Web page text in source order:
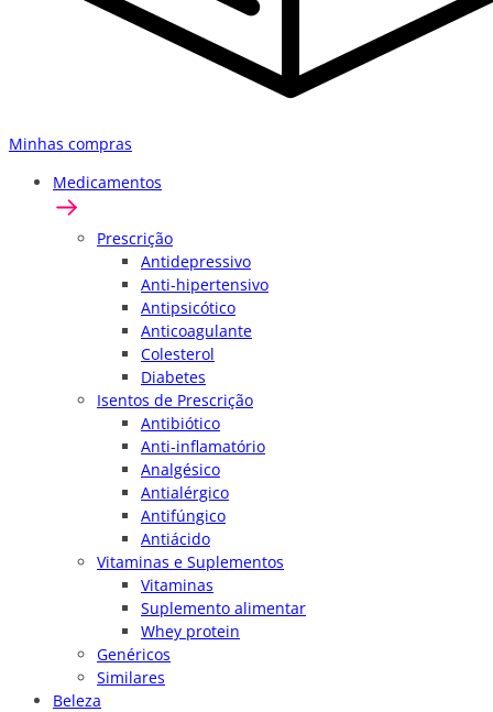
Minhas compras
Medicamentos
Prescrição
Antidepressivo
Anti-hipertensivo
Antipsicótico
Anticoagulante
Colesterol
Diabetes
Isentos de Prescrição
Antibiótico
Anti-inflamatório
Analgésico
Antialérgico
Antifúngico
Antiácido
Vitaminas e Suplementos
Vitaminas
Suplemento alimentar
Whey protein
Genéricos
Similares
Beleza